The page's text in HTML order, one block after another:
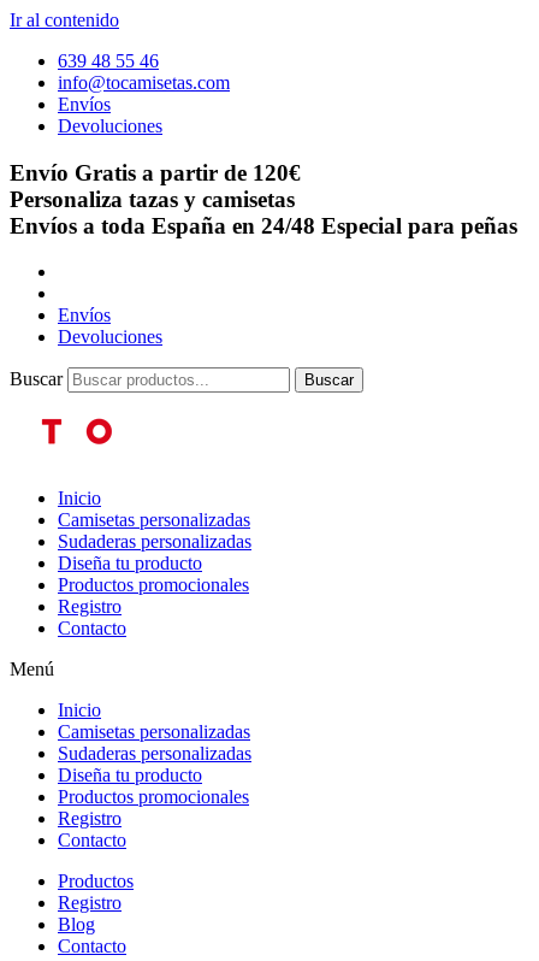
Ir al contenido
639 48 55 46
info@tocamisetas.com
Envíos
Devoluciones
Envío Gratis a partir de 120€
Personaliza tazas y camisetas
Envíos a toda España en 24/48 Especial para peñas
Envíos
Devoluciones
Buscar Buscar
Inicio
Camisetas personalizadas
Sudaderas personalizadas
Diseña tu producto
Productos promocionales
Registro
Contacto
Menú
Inicio
Camisetas personalizadas
Sudaderas personalizadas
Diseña tu producto
Productos promocionales
Registro
Contacto
Productos
Registro
Blog
Contacto